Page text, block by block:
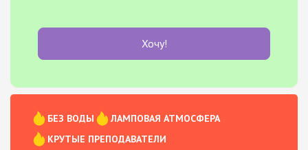
Хочу!
БЕЗ ВОДЫ
ЛАМПОВАЯ АТМОСФЕРА
КРУТЫЕ ПРЕПОДАВАТЕЛИ